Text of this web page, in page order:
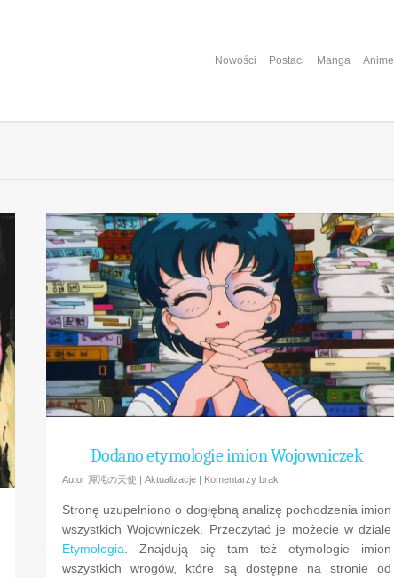
Nowości Postaci Manga Anime
Dodano etymologie imion Wojowniczek
Autor 渾沌の天使 | Aktualizacje | Komentarzy brak
Stronę uzupełniono o dogłębną analizę pochodzenia imion
wszystkich Wojowniczek. Przeczytać je możecie w dziale
Etymologia . Znajdują się tam też etymologie imion
wszystkich wrogów, które są dostępne na stronie od